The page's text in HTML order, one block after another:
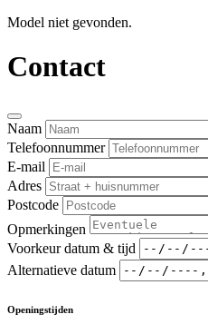
Model niet gevonden.
Contact
Naam
Telefoonnummer
E-mail
Adres
Postcode
Opmerkingen
Voorkeur datum & tijd
Alternatieve datum
Openingstijden